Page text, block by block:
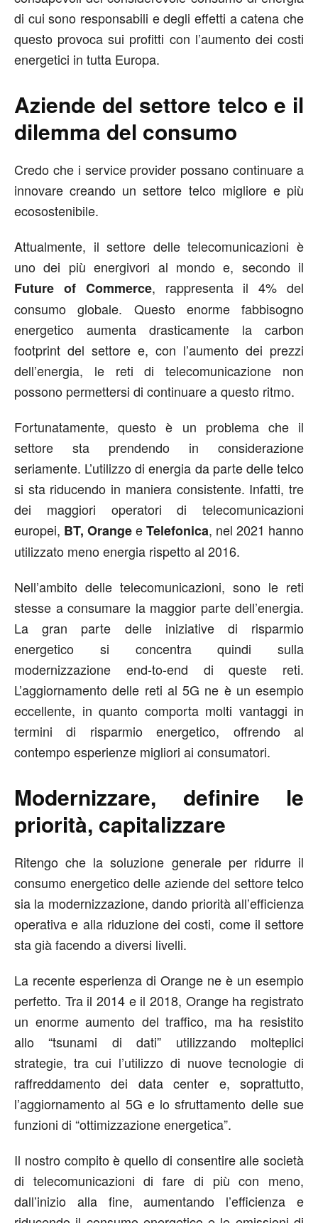
di cui sono responsabili e degli effetti a catena che
questo provoca sui profitti con l’aumento dei costi
energetici in tutta Europa.
Aziende del settore telco e il
dilemma del consumo
Credo che i service provider possano continuare a
innovare creando un settore telco migliore e più
ecosostenibile.
Attualmente, il settore delle telecomunicazioni è
uno dei più energivori al mondo e, secondo il
Future of Commerce, rappresenta il 4% del
consumo globale. Questo enorme fabbisogno
energetico aumenta drasticamente la carbon
footprint del settore e, con l’aumento dei prezzi
dell’energia, le reti di telecomunicazione non
possono permettersi di continuare a questo ritmo.
Fortunatamente, questo è un problema che il
settore sta prendendo in considerazione
seriamente. L’utilizzo di energia da parte delle telco
si sta riducendo in maniera consistente. Infatti, tre
dei maggiori operatori di telecomunicazioni
europei, BT, OrangeeTelefonica, nel 2021 hanno
utilizzato meno energia rispetto al 2016.
Nell’ambito delle telecomunicazioni, sono le reti
stesse a consumare la maggior parte dell’energia.
La gran parte delle iniziative di risparmio
energetico si concentra quindi sulla
modernizzazione end-to-end di queste reti.
L’aggiornamento delle reti al 5G ne è un esempio
eccellente, in quanto comporta molti vantaggi in
termini di risparmio energetico, offrendo al
contempo esperienze migliori ai consumatori.
Modernizzare, definire le
priorità, capitalizzare
Ritengo che la soluzione generale per ridurre il
consumo energetico delle aziende del settore telco
sia la modernizzazione, dando priorità all’efficienza
operativa e alla riduzione dei costi, come il settore
sta già facendo a diversi livelli.
La recente esperienza di Orange ne è un esempio
perfetto. Tra il 2014 e il 2018, Orange ha registrato
un enorme aumento del traffico, ma ha resistito
allo “tsunami di dati” utilizzando molteplici
strategie, tra cui l’utilizzo di nuove tecnologie di
raffreddamento dei data center e, soprattutto,
l’aggiornamento al 5G e lo sfruttamento delle sue
funzioni di “ottimizzazione energetica”.
Il nostro compito è quello di consentire alle società
di telecomunicazioni di fare di più con meno,
dall’inizio alla fine, aumentando l’efficienza e